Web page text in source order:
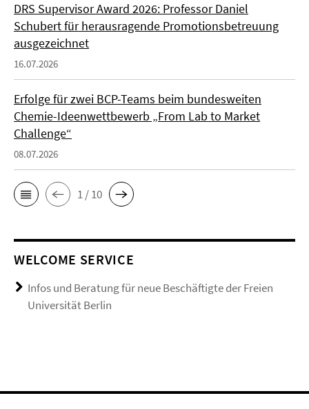
DRS Supervisor Award 2026: Professor Daniel
Schubert für herausragende Promotionsbetreuung
ausgezeichnet
16.07.2026
Erfolge für zwei BCP-Teams beim bundesweiten
Chemie-Ideenwettbewerb „From Lab to Market
Challenge“
08.07.2026
1 / 10
WELCOME SERVICE
Infos und Beratung für neue Beschäftigte der Freien
Universität Berlin